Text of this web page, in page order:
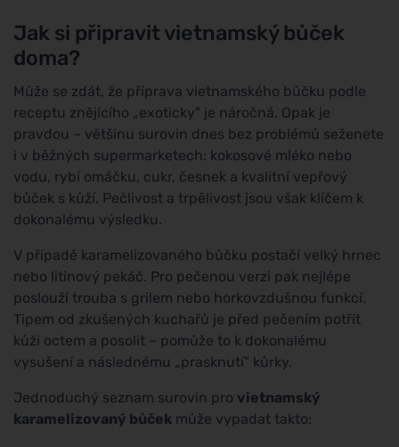
Jak si připravit vietnamský bůček
doma?
Může se zdát, že příprava vietnamského bůčku podle
receptu znějícího „exoticky" je náročná. Opak je
pravdou – většinu surovin dnes bez problémů seženete
i v běžných supermarketech: kokosové mléko nebo
vodu, rybí omáčku, cukr, česnek a kvalitní vepřový
bůček s kůží. Pečlivost a trpělivost jsou však klíčem k
dokonalému výsledku.
V případě karamelizovaného bůčku postačí velký hrnec
nebo litinový pekáč. Pro pečenou verzi pak nejlépe
poslouží trouba s grilem nebo horkovzdušnou funkcí.
Tipem od zkušených kuchařů je před pečením potřít
kůži octem a posolit – pomůže to k dokonalému
vysušení a následnému „prasknutí" kůrky.
Jednoduchý seznam surovin pro vietnamský
karamelizovaný bůček může vypadat takto: